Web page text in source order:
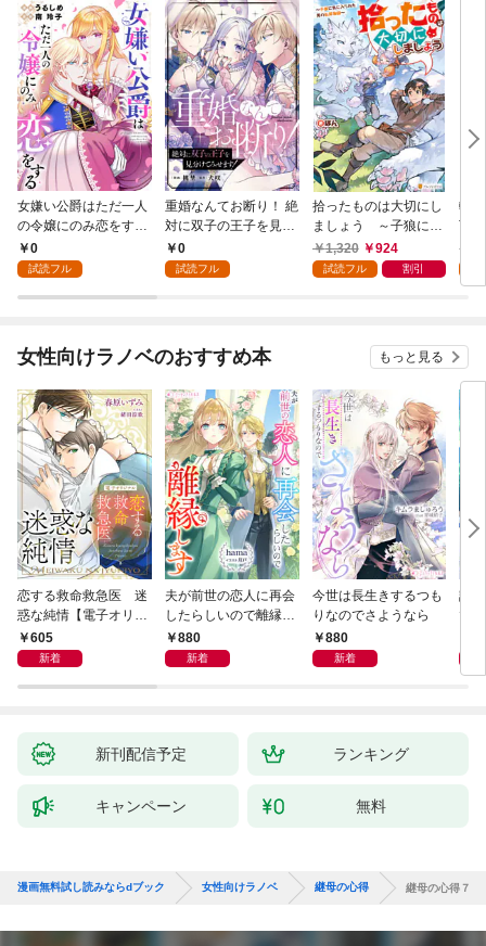
女嫌い公爵はただ一人
の令嬢にのみ恋をする
（分冊版）第１話
0
試読フル
重婚なんてお断り！ 絶
対に双子の王子を見分
けてみせます！（分冊
版） 第１話
0
試読フル
拾ったものは大切にし
ましょう ～子狼に気
に入られた男の転移物
語～
1,320 924
試読フル 割引
転
下
女性向けラノベのおすすめ本 もっと見る
恋する救命救急医 迷
惑な純情【電子オリジ
ナル】
605
新着
夫が前世の恋人に再会
したらしいので離縁し
ます880
新着
今世は長生きするつも
りなのでさようなら
880
新着
話
で
新刊配信予定 ランキング
キャンペーン 無料
漫画無料試し読みならdブック 女性向けラノベ 継母の心得 継母の心得７